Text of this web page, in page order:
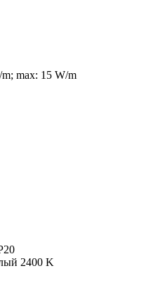
max: 15 W/m
2400 K